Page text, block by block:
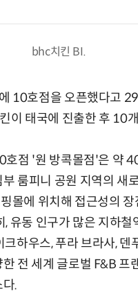
bhc치킨 BI.
10호점을 오픈했다고
이 태국에 진출한 후 10
호점 '원 방콕몰점'은 약
룸피니 공원 지역의 새
몰에 위치해 접근성의 장
, 유동 인구가 많은 지하철
크하우스, 푸라 브라사, 덴
전 세계 글로벌 F&B 프
.